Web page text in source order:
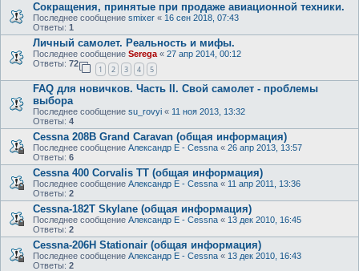
Сокращения, принятые при продаже авиационной техники.
Последнее сообщение smixer « 16 сен 2018, 07:43
Ответы: 1
Личный самолет. Реальность и мифы.
Последнее сообщение Serega « 27 апр 2014, 00:12
Ответы: 72
1 2 3 4 5
FAQ для новичков. Часть II. Свой самолет - проблемы
выбора
Последнее сообщение su_rovyi « 11 ноя 2013, 13:32
Ответы: 4
Cessna 208B Grand Caravan (общая информация)
Последнее сообщение Александр E - Cessna « 26 апр 2013, 13:57
Ответы: 6
Cessna 400 Corvalis TT (общая информация)
Последнее сообщение Александр E - Cessna « 11 апр 2011, 13:36
Ответы: 2
Cessna-182T Skylane (общая информация)
Последнее сообщение Александр E - Cessna « 13 дек 2010, 16:45
Ответы: 2
Cessna-206H Stationair (общая информация)
Последнее сообщение Александр E - Cessna « 13 дек 2010, 16:43
Ответы: 2